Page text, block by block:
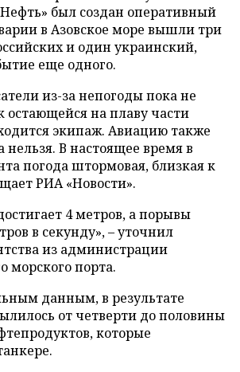
был создан оперативный
в Азовское море вышли три
и один украинский,
еще одного.
из-за непогоды пока не
остающейся на плаву части
экипаж. Авиацию также
В настоящее время в
погода штормовая, близкая к
РИА «Новости».
4 метров, а порывы
в секунду», – уточнил
из администрации
морского порта.
данным, в результате
от четверти до половины
которые